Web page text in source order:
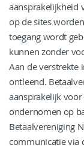
aansprakelijkheid
op de sites
toegang wordt
kunnen zonder
Aan de verstrekte
ontleend.
aansprakelijk
ondernomen op
Betaalvereniging
communicatie via